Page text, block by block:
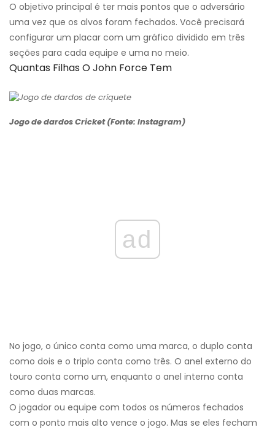
O objetivo principal é ter mais pontos que o adversário
uma vez que os alvos foram fechados. Você precisará
configurar um placar com um gráfico dividido em três
seções para cada equipe e uma no meio.
Quantas Filhas O John Force Tem
Jogo de dardos Cricket (Fonte: Instagram)
ad
No jogo, o único conta como uma marca, o duplo conta
como dois e o triplo conta como três. O anel externo do
touro conta como um, enquanto o anel interno conta
como duas marcas.
O jogador ou equipe com todos os números fechados
com o ponto mais alto vence o jogo. Mas se eles fecham